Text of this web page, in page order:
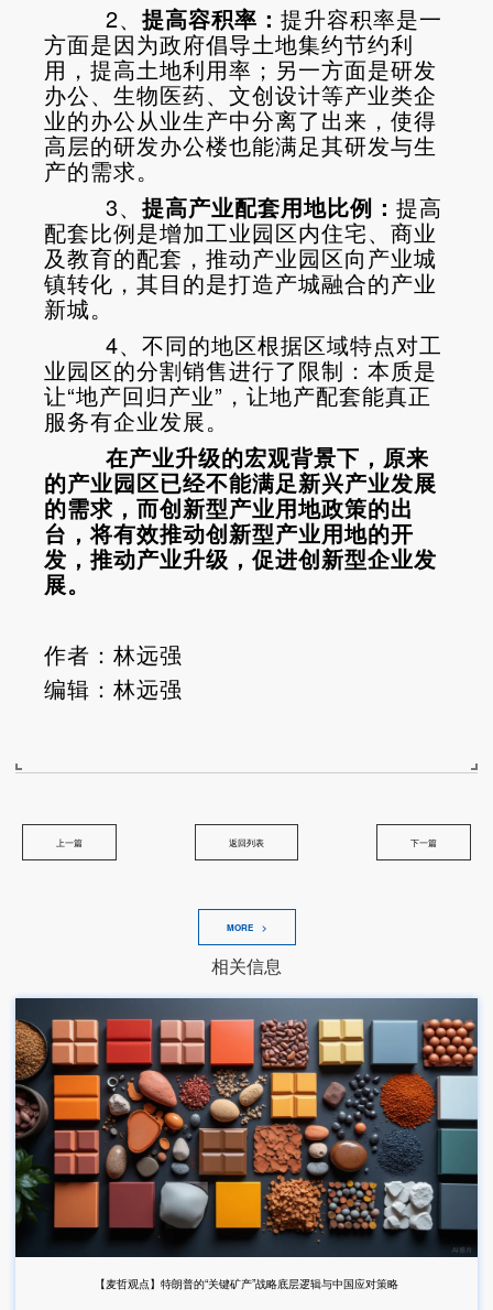
2、 提高容积率： 提升容积率是一
方面是因为政府倡导土地集约节约利
用，提高土地利用率；另一方面是研发
办公、生物医药、文创设计等产业类企
业的办公从业生产中分离了出来，使得
高层的研发办公楼也能满足其研发与生
产的需求。
3、 提高产业配套用地比例： 提高
配套比例是增加工业园区内住宅、商业
及教育的配套，推动产业园区向产业城
镇转化，其目的是打造产城融合的产业
新城。
4、不同的地区根据区域特点对工
业园区的分割销售进行了限制：本质是
让“地产回归产业”，让地产配套能真正
服务有企业发展。
在产业升级的宏观背景下，原来
的产业园区已经不能满足新兴产业发展
的需求，而创新型产业用地政策的出
台，将有效推动创新型产业用地的开
发，推动产业升级，促进创新型企业发
展。
作者：林远强
编辑：林远强
上一篇 返回列表 下一篇
相关信息
MORE >
【麦哲观点】特朗普的“关键矿产”战略底层逻辑与中国应对策略